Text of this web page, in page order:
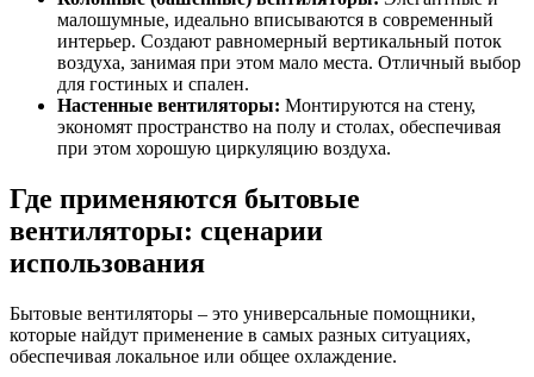
малошумные, идеально вписываются в современный
интерьер. Создают равномерный вертикальный поток
воздуха, занимая при этом мало места. Отличный выбор
для гостиных и спален.
Настенные вентиляторы: Монтируются на стену,
экономят пространство на полу и столах, обеспечивая
при этом хорошую циркуляцию воздуха.
Где применяются бытовые
вентиляторы: сценарии
использования
Бытовые вентиляторы – это универсальные помощники,
которые найдут применение в самых разных ситуациях,
обеспечивая локальное или общее охлаждение.